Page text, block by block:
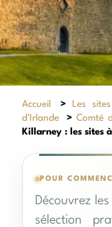
Accueil > Les
d'Irlande
>Comté
Killarney : les sites
POUR
Découvrez
sélection